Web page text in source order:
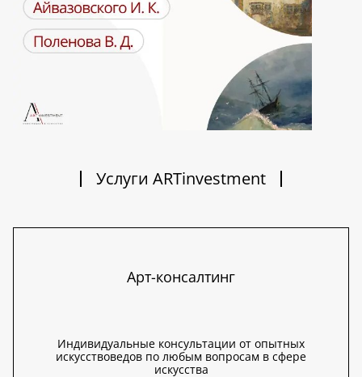
Услуги ARTinvestment
Арт-консалтинг
Индивидуальные консультации от опытных
искусствоведов по любым вопросам в сфере
искусства